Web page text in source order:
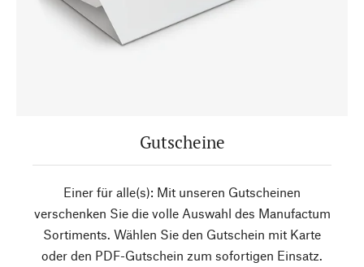
Gutscheine
Einer für alle(s): Mit unseren Gutscheinen
verschenken Sie die volle Auswahl des Manufactum
Sortiments. Wählen Sie den Gutschein mit Karte
oder den PDF-Gutschein zum sofortigen Einsatz.